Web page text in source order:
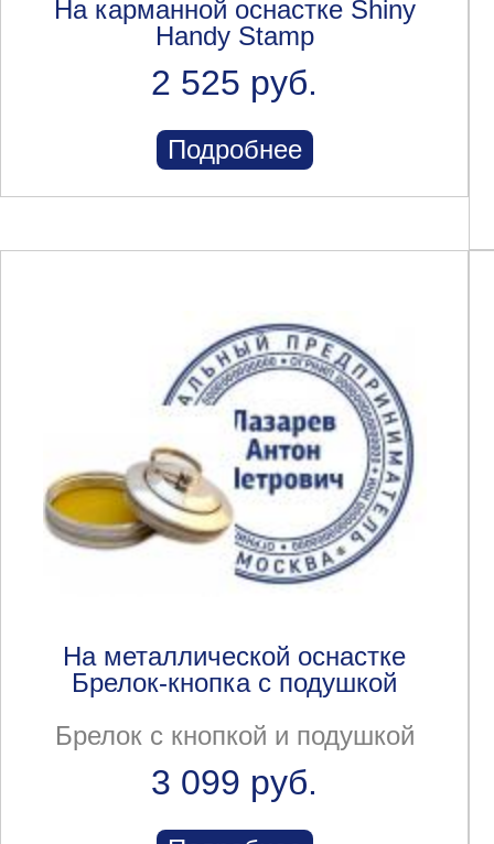
На карманной оснастке Shiny
Handy Stamp
2 525 руб.
Подробнее
На металлической оснастке
Брелок-кнопка с подушкой
Брелок с кнопкой и подушкой
3 099 руб.